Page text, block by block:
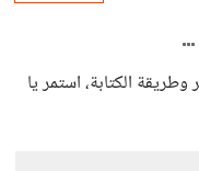
الكتابة، استمر يا